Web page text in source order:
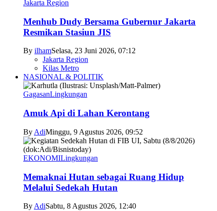
Jakarta Region
Menhub Dudy Bersama Gubernur Jakarta
Resmikan Stasiun JIS
By ilhamSelasa, 23 Juni 2026, 07:12
Jakarta Region
Kilas Metro
NASIONAL & POLITIK
GagasanLingkungan
Amuk Api di Lahan Kerontang
By AdiMinggu, 9 Agustus 2026, 09:52
EKONOMILingkungan
Memaknai Hutan sebagai Ruang Hidup
Melalui Sedekah Hutan
By AdiSabtu, 8 Agustus 2026, 12:40